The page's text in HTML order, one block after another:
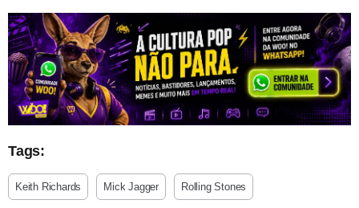
Tags:
Keith Richards Mick Jagger Rolling Stones